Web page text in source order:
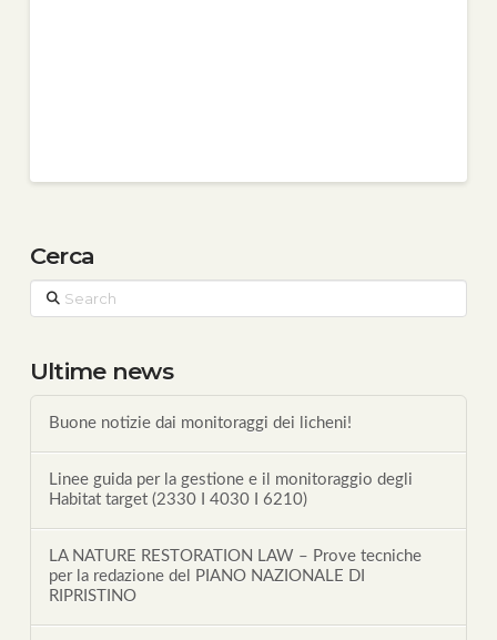
Cerca
Search
Ultime news
Buone notizie dai monitoraggi dei licheni!
Linee guida per la gestione e il monitoraggio degli
Habitat target (2330 I 4030 I 6210)
LA NATURE RESTORATION LAW – Prove tecniche
per la redazione del PIANO NAZIONALE DI
RIPRISTINO